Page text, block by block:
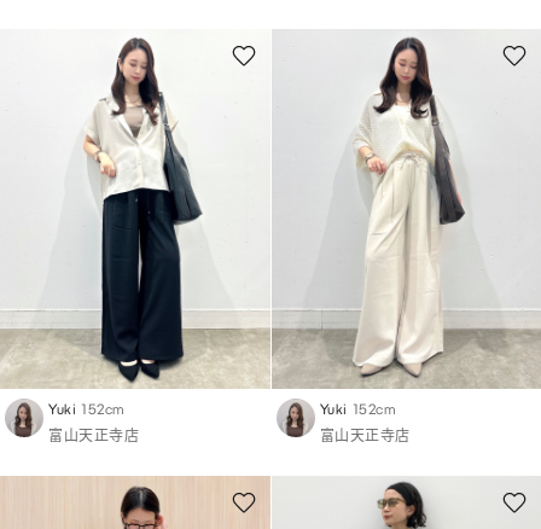
Yuki 152cm
富山天正寺店
Yuki 152cm
富山天正寺店